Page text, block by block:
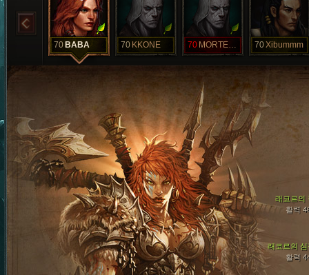
70 BABA 70 KKONE 70 MORTEUM 70Xibummm
래코르의 심
활력
래코르의
활력